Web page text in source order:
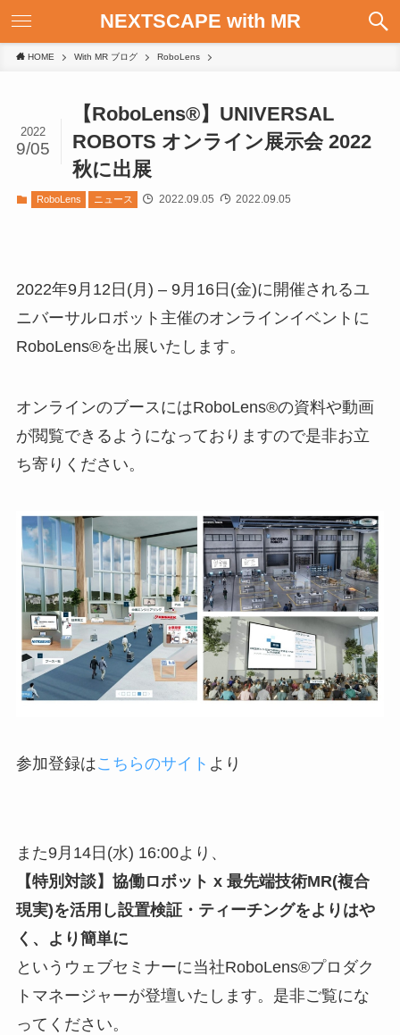
NEXTSCAPE with MR
HOME With MR ブログ RoboLens
【RoboLens®】UNIVERSAL
ROBOTS オンライン展示会 2022
秋に出展
2022
9/05
RoboLens ニュース 2022.09.05 2022.09.05
2022年9月12日(月) – 9月16日(金)に開催されるユ
ニバーサルロボット主催のオンラインイベントに
RoboLens®を出展いたします。
オンラインのブースにはRoboLens®の資料や動画
が閲覧できるようになっておりますので是非お立
ち寄りください。
参加登録はこちらのサイト より
また9月14日(水) 16:00より、
【特別対談】協働ロボット x 最先端技術MR(複合
現実)を活用し設置検証・ティーチングをよりはや
く、より簡単に
というウェブセミナーに当社RoboLens®プロダク
トマネージャーが登壇いたします。是非ご覧にな
ってください。